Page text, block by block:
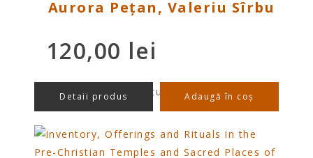
Aurora Pețan, Valeriu Sîrbu
120,00 lei
preț/buc cu TVA
Detaii produs Adaugă în coș